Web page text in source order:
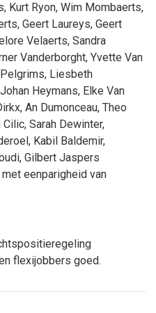
, Kurt Ryon, Wim Mombaerts,
, Geert Laureys, Geert
Velaerts, Sandra
Vanderborght, Yvette Van
, Liesbeth
Johan Heymans, Elke Van
, An Dumonceau, Theo
Cilic, Sarah Dewinter,
, Kabil Baldemir,
, Gilbert Jaspers
eenparigheid van
flexijobbers goed.